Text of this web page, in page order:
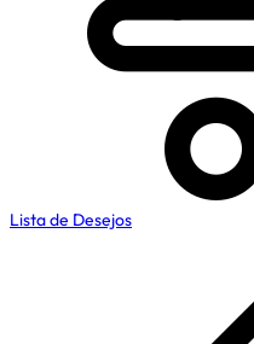
Lista de Desejos